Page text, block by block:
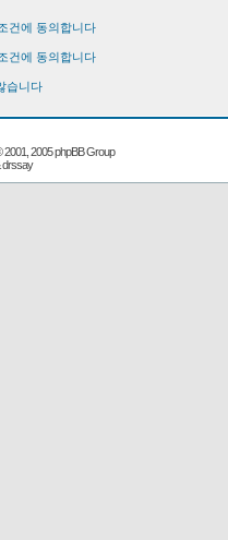
건에 동의합니다
건에 동의합니다
습니다
2005 phpBB Group
drssay